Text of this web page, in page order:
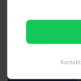
Kontakt